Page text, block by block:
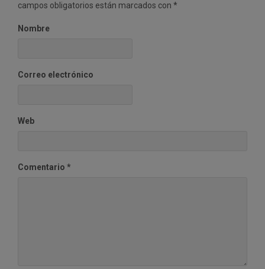
campos obligatorios están marcados con *
Nombre
Correo electrónico
Web
Comentario *